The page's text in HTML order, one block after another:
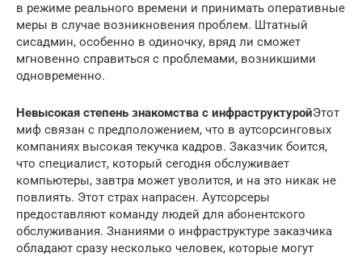
в режиме реального времени и принимать оперативные
меры в случае возникновения проблем. Штатный
сисадмин, особенно в одиночку, вряд ли сможет
мгновенно справиться с проблемами, возникшими
одновременно.
Невысокая степень знакомства с инфраструктуройЭтот
миф связан с предположением, что в аутсорсинговых
компаниях высокая текучка кадров. Заказчик боится,
что специалист, который сегодня обслуживает
компьютеры, завтра может уволится, и на это никак не
повлиять. Этот страх напрасен. Аутсорсеры
предоставляют команду людей для абонентского
обслуживания. Знаниями о инфраструктуре заказчика
обладают сразу несколько человек, которые могут